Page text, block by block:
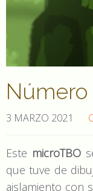
Número
3 MARZO 2021
Este microTBO
que tuve de
aislamiento con